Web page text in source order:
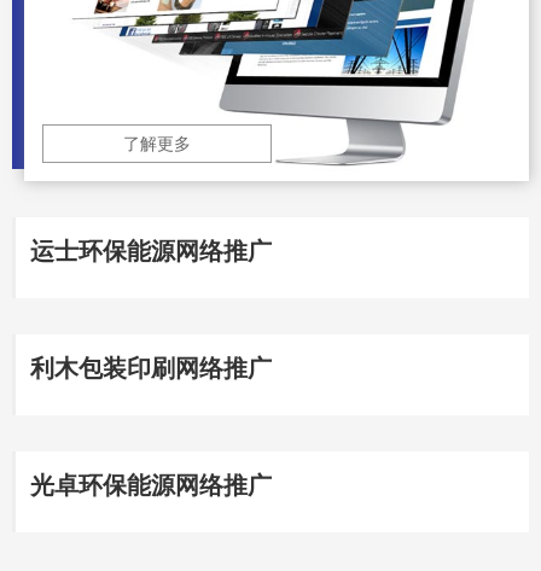
了解更多
运士环保能源网络推广
利木包装印刷网络推广
光卓环保能源网络推广